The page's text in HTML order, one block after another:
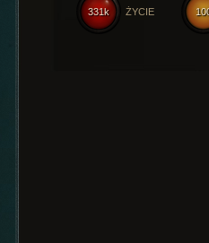
331k ŻYCIE